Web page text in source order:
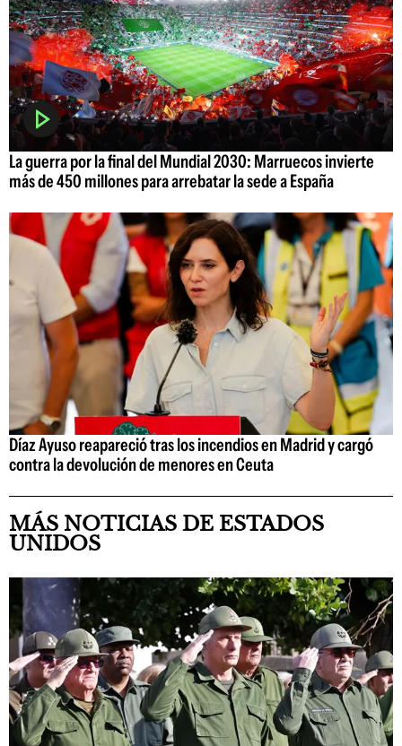
La guerra por la final del Mundial 2030: Marruecos invierte
más de 450 millones para arrebatar la sede a España
Díaz Ayuso reapareció tras los incendios en Madrid y cargó
contra la devolución de menores en Ceuta
MÁS NOTICIAS DE ESTADOS
UNIDOS